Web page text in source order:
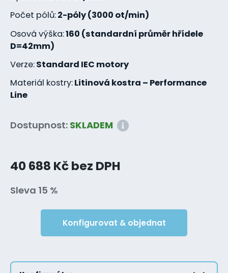
Počet pólů:2-póly (3000 ot/min)
Osová výška:160 (standardní průměr hřídele
D=42mm)
Verze:Standard IEC motory
Materiál kostry:Litinová kostra – Performance
Line
Dostupnost: SKLADEM
40 688 Kč bez DPH
Sleva 15 %
Konfigurovat & objednat